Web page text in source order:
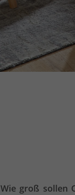
Wie groß sollen